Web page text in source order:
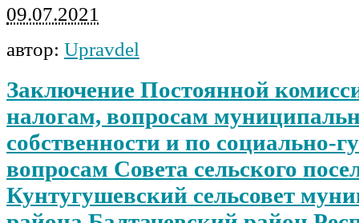
09.07.2021
автор: Upravdel
Заключение Постоянной
налогам, вопросам
собственности и по социально-
вопросам Совета сельского
Кунтугушевский сельсовет